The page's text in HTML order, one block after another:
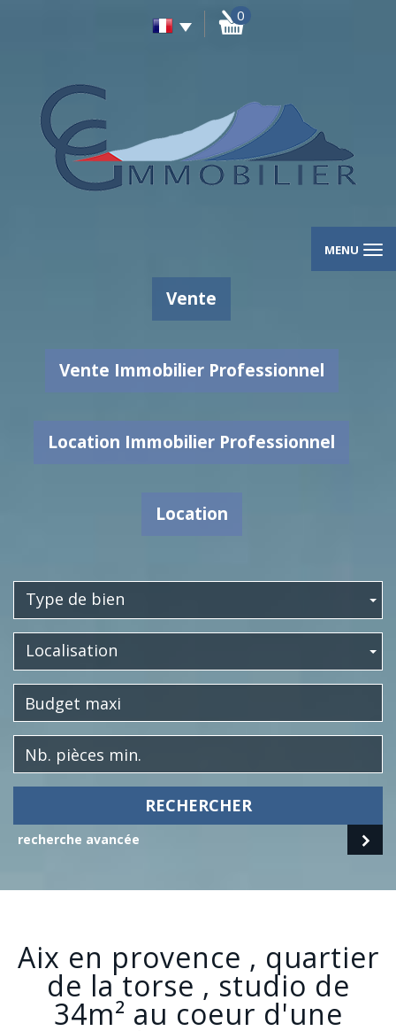
0
MENU
Vente
Vente Immobilier Professionnel
Location Immobilier Professionnel
Location
Type de bien
Localisation
RECHERCHER
recherche avancée
aix en provence , quartier
de la torse , studio de
34m² au coeur d'une